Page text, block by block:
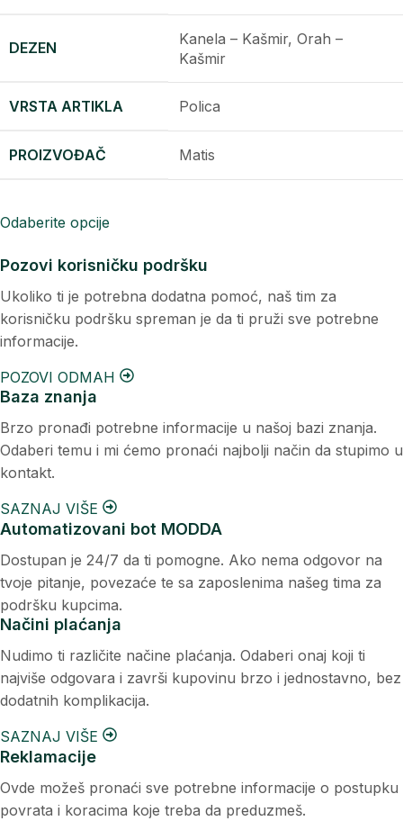
DEZEN
Kanela – Kašmir, Orah –
Kašmir
VRSTA ARTIKLA Polica
PROIZVOĐAČ Matis
Odaberite opcije
Pozovi korisničku podršku
Ukoliko ti je potrebna dodatna pomoć, naš tim za
korisničku podršku spreman je da ti pruži sve potrebne
informacije.
POZOVI ODMAH
Baza znanja
Brzo pronađi potrebne informacije u našoj bazi znanja.
Odaberi temu i mi ćemo pronaći najbolji način da stupimo u
kontakt.
SAZNAJ VIŠE
Automatizovani bot MODDA
Dostupan je 24/7 da ti pomogne. Ako nema odgovor na
tvoje pitanje, povezaće te sa zaposlenima našeg tima za
podršku kupcima.
Načini plaćanja
Nudimo ti različite načine plaćanja. Odaberi onaj koji ti
najviše odgovara i završi kupovinu brzo i jednostavno, bez
dodatnih komplikacija.
SAZNAJ VIŠE
Reklamacije
Ovde možeš pronaći sve potrebne informacije o postupku
povrata i koracima koje treba da preduzmeš.